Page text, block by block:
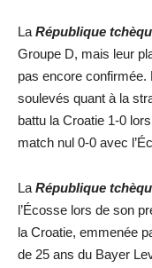
La République
Groupe D, mais leur
pas encore confirmée.
soulevés quant à la
battu la Croatie 1-0
match nul 0-0 avec
La République
l’Écosse lors de son
la Croatie, emmenée
de 25 ans du Bayer